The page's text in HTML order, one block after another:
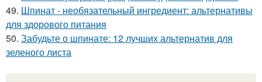
49. Шпинат - необязательный ингредиент: альтернативы
для здорового питания
50. Забудьте о шпинате: 12 лучших альтернатив для
зеленого листа